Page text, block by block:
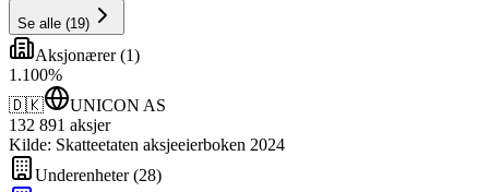
Se alle (19)
Aksjonærer(1)
1 .100%
🇩🇰
UNICON AS
132 891 aksjer
Kilde: Skatteetaten aksjeeierboken 2024
Underenheter(28)